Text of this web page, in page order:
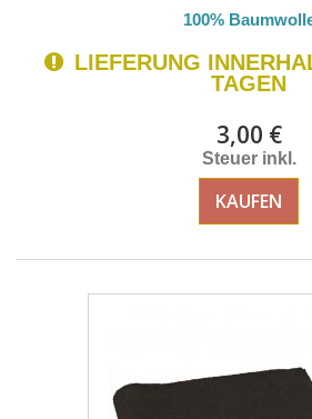
100%
LIEFERUNG
TAGEN
3,00 €
Steuer inkl.
KAUFEN